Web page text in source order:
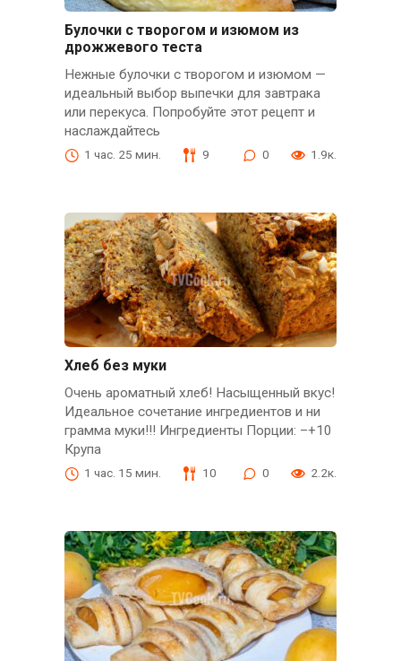
Булочки с творогом и изюмом из
дрожжевого теста
Нежные булочки с творогом и изюмом —
идеальный выбор выпечки для завтрака
или перекуса. Попробуйте этот рецепт и
наслаждайтесь
1 час. 25 мин. 9 0 1.9к.
Хлеб без муки
Очень ароматный хлеб! Насыщенный вкус!
Идеальное сочетание ингредиентов и ни
грамма муки!!! Ингредиенты Порции: –+10
Крупа
1 час. 15 мин. 10 0 2.2к.